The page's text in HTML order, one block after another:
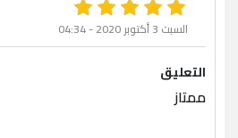
السبت 3 أكتوبر 2020 - 04:34
التعليق
ممتاز